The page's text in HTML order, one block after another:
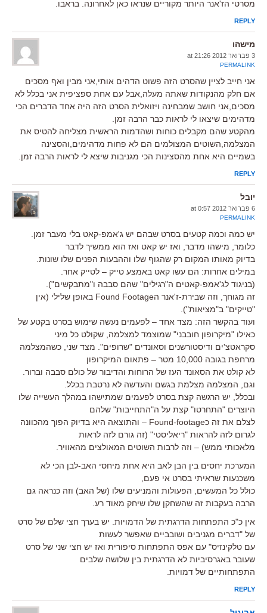
מסרטי הז'אנר היותר מקוריים שנראו כאן לאחרונה. בראבו.
REPLY
מישהו
3 פברואר 2012 at 21:26
PERMALINK
אני חייב לציין שהסרט הזה פשוט הדהים אותי,אני מבין ואף מסכים
אם חלק מהנקודות שאתה מעלה,אבל עם אחת ספציפית אני בכלל לא
מסכים,אני חושב שמבחינה ויזואלית הסרט הזה היה אחד הדברים הכי
מדהימים שיצאו לי לראות כבר הרבה זמן.
מהקטע שהם מקבלים כוחות ושהדמות הראשית מצליחה להטיס את
המצלמה,השוטים המצולמים הם לא פחות מדהימים,והסצינה
בשמיים היא אחת מהסצינות הכי מגניבות שיצא לי לראות הרבה זמן.
REPLY
יובל
6 פברואר 2012 at 0:57
PERMALINK
יש כמה וכמה קטעים בסרט שבהם יש ג'אמפ-קאט בלי מעבר זמן.
כלומר, מישהו מדבר, ואז יש קאט ואז הוא ממשיך לדבר
בדיוק מאותו המקום רק שהגוף שלו וההבעות הפנים שלו שונות.
במילים אחרות: הם עשו קאט באמצע טייק – לטייק אחר.
(בניגוד לג'אמפ-קאטים ה"רגילים" שהם סבבה ו"מתבקשים").
זה מגוחך, וזה שבירת-ז'אנר הFound Footage באופן שלילי (אין
"טייקים" ב"מציאות").
ועוד בהקשר הזה: מצד אחד – לפעמים נעשה שימוש בסרט בקטע של
כאילו "מיקרופון חובבני" שמוצמד למצלמה, שקולט כל מיני
סקראטצ'ים ודיסטורשנים וסאונדים "שרופים". מצד שני, כשהמצלמה
מרחפת בגובה 10,000 מטר – פתאום המיקרופון
לא קולט את הסאונד העז של הרוחות והדיבור של כולם סבבה וברור.
וגם, המצלמה מצלמת בגשם והעדשה לא נרטבת בכלל.
ובכלל, יש הרגשה קצת בסרט לפעמים שמתישהו במהלך העשייה שלו
היוצרים "התחרטו" קצת על ה"התחייבות" שלהם
לצלם את זה כFound-footage – והתוצאה היא בדיוק הפוך מהכוונה
לגרום לזה להראות "ריאליסטי" (זה גורם לזה לראות
מלאכותי ממש) – וזה לרבות השוטים המאולצים מהאוויר.
המערכת יחסים בין הבן לאב היא אחת מיחסי האב-לבן הכי לא
משכנעות שראיתי בסרט אי פעם,
כולל כל המעשים, הפעולות והמניעים שלו (של האב) וזה כנראה גם
הרבה בעקבות זה שהשחקן שלו שיחק מאוד רע.
אין כ"כ התפתחות הדרגתית של הדמויות. יש בערך חצי שלם של סרט
של "דברים מגניבים ושובביים שאפשר לעשות
עם טלקינזיס" עם אפס התפתחות סיפורית ואז יש חצי שני של סרט
שעובר באגרסיביות לא הדרגתית בין שלושה שלבים
התפתחותיים של דמויות.
REPLY